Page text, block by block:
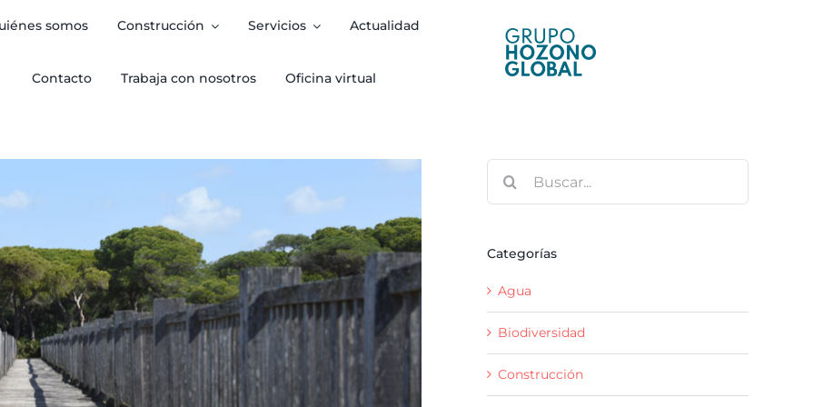
somos Construcción Servicios Actualidad
Contacto Trabaja con nosotros Oficina virtual
Categorías
Agua
Biodiversidad
Construcción